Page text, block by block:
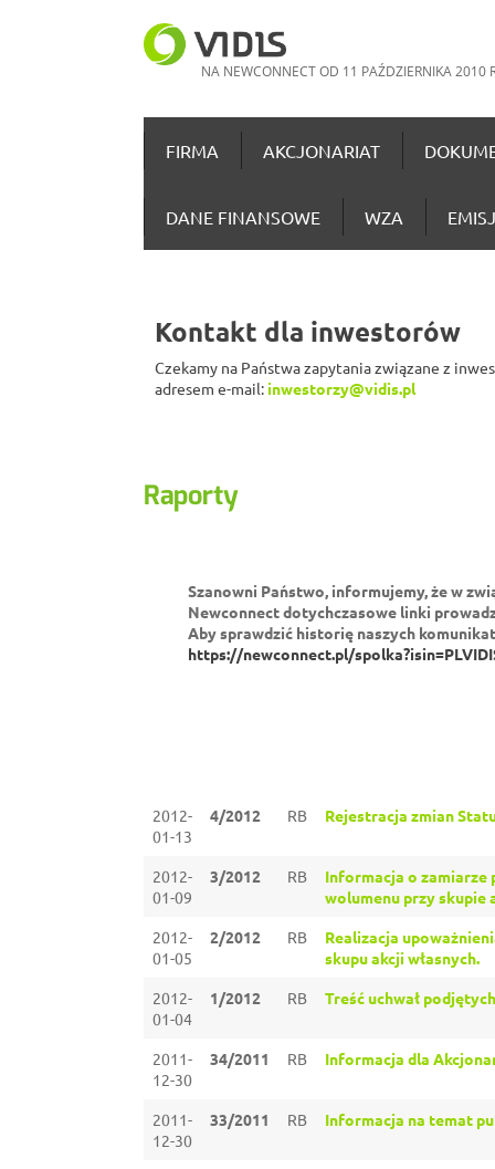
NA NEWCONNECT OD 11 PAŹDZIERNIKA 2010
FIRMA AKCJONARIAT
DANE FINANSOWE WZA
Kontakt dla inwestorów
Czekamy na Państwa zapytania związane z
adresem e-mail: inwestorzy@vidis.pl
Raporty
Szanowni Państwo, informujemy, że w
Newconnect dotychczasowe linki
Aby sprawdzić historię naszych
https://newconnect.pl/
2012-
01-13
4/2012 RB Rejestracja zmian
2012-
01-09
3/2012 RB
Informacja o zamiarze
wolumenu przy skupie
2012-
01-05
2/2012 RB
Realizacja
skupu akcji własnych.
2012-
01-04
1/2012 RB Treść uchwał
2011-
12-30
34/2011 RB Informacja dla
2011-
12-30
33/2011 RB Informacja na temat